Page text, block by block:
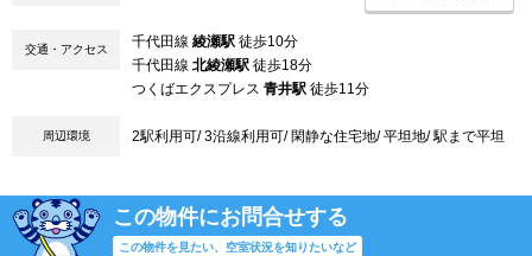
交通・アクセス 千代田線 綾瀬駅 徒歩10分
千代田線 北綾瀬駅 徒歩18分
つくばエクスプレス 青井駅 徒歩11分
周辺環境 2駅利用可/ 3沿線利用可/ 閑静な住宅地/ 平坦地/ 駅まで平坦
この物件にお問合せする
この物件を見たい、空室状況を知りたいなど